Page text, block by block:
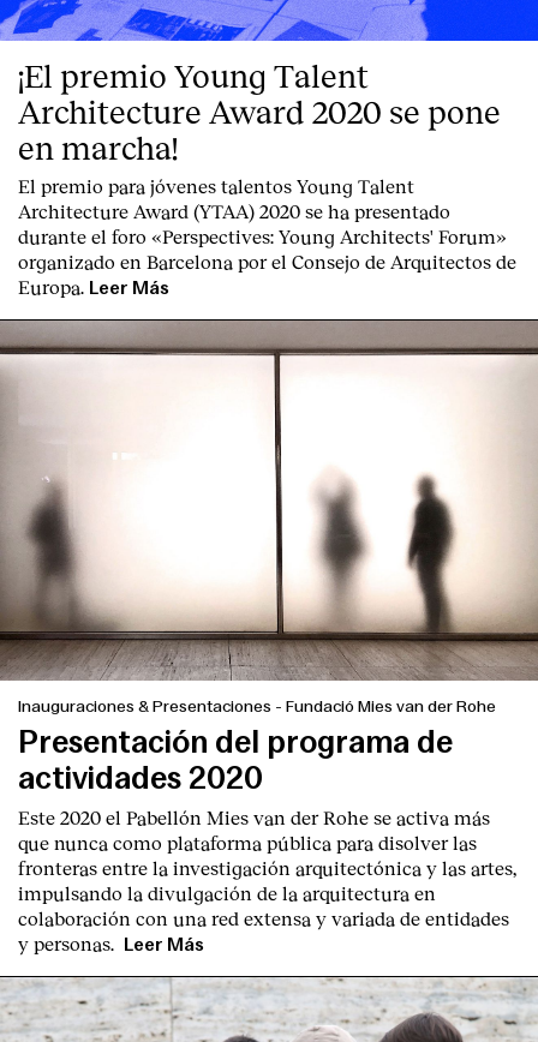
¡El premio Young Talent
Architecture Award 2020 se pone
en marcha!
El premio para jóvenes talentos Young Talent
Architecture Award (YTAA) 2020 se ha presentado
durante el foro «Perspectives: Young Architects' Forum»
organizado en Barcelona por el Consejo de Arquitectos de
Europa. Leer Más
Inauguraciones & Presentaciones - Fundació Mies van der Rohe
Presentación del programa de
actividades 2020
Este 2020 el Pabellón Mies van der Rohe se activa más
que nunca como plataforma pública para disolver las
fronteras entre la investigación arquitectónica y las artes,
impulsando la divulgación de la arquitectura en
colaboración con una red extensa y variada de entidades
y personas.
Leer Más